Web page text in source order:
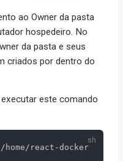
ao Owner da pasta
hospedeiro. No
da pasta e seus
criados por dentro do
este comando